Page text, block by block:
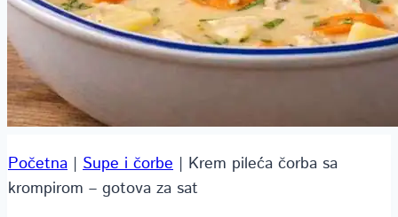
Početna | Supe i čorbe | Krem pileća čorba sa
krompirom – gotova za sat